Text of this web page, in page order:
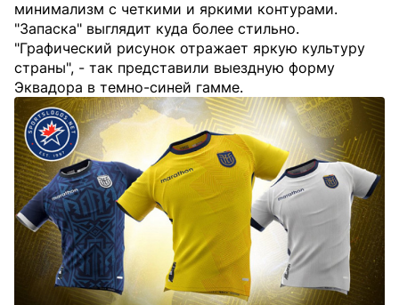
минимализм с четкими и яркими контурами.
"Запаска" выглядит куда более стильно.
"Графический рисунок отражает яркую культуру
страны", - так представили выездную форму
Эквадора в темно-синей гамме.